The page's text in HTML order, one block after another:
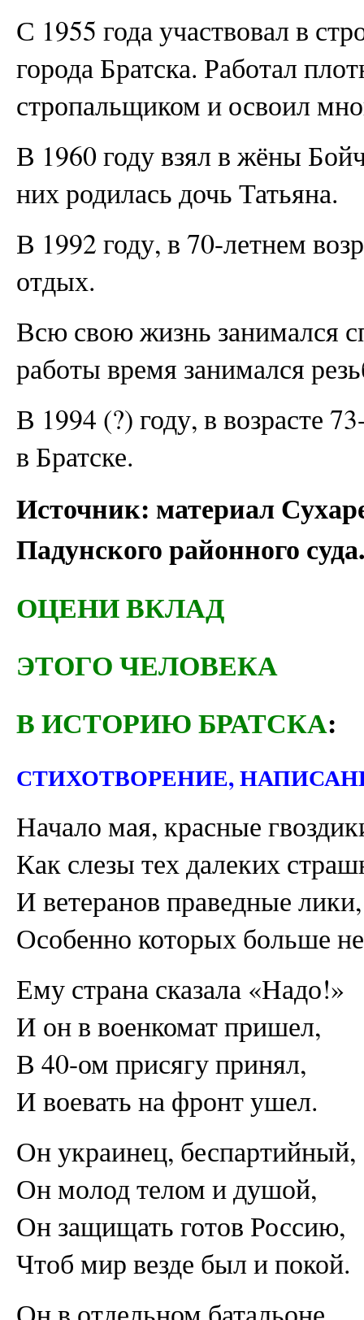
С 1955 года участвовал в
города Братска. Работал
стропальщиком и освоил
В 1960 году взял в жёны
них родилась дочь Татьяна.
В 1992 году, в 70-летнем
отдых.
Всю свою жизнь занимался
работы время занимался
В 1994 (?) году, в возрасте
в Братске.
Источник: материал
Падунского районного суда.
ОЦЕНИ ВКЛАД
ЭТОГО ЧЕЛОВЕКА
В ИСТОРИЮ БРАТСКА:
СТИХОТВОРЕНИЕ,
Начало мая, красные
Как слезы тех далеких
И ветеранов праведные лики,
Особенно которых больше
Ему страна сказала «Надо!»
И он в военкомат пришел,
В 40-ом присягу принял,
И воевать на фронт ушел.
Он украинец, беспартийный,
Он молод телом и душой,
Он защищать готов Россию,
Чтоб мир везде был и покой.